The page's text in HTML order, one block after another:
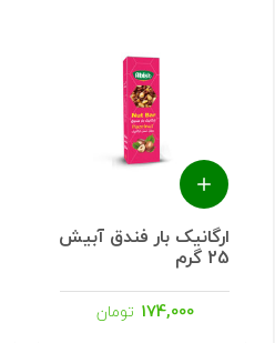
ارگانیک بار فندق آبیش
25 گرم
174,000 تومان